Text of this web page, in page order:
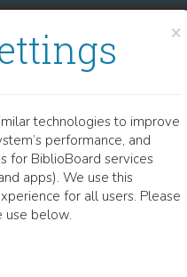
×
technologies to improve
performance, and
for BiblioBoard services
apps). We use this
for all users. Please
use below.